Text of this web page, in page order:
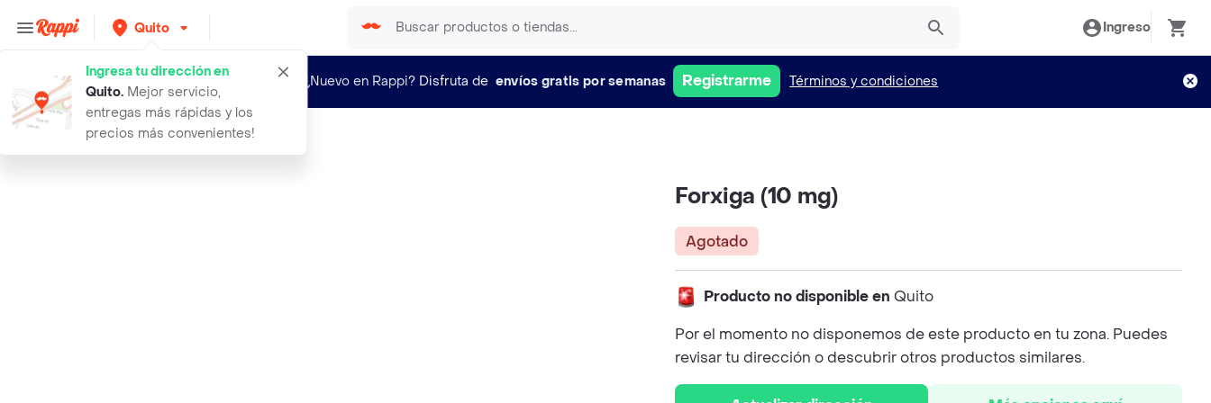
Quito
Ingresa tu dirección en
Quito. Mejor servicio,
entregas más rápidas y los
precios más convenientes!
Ingreso
¿Nuevo en Rappi? Disfruta de envíos gratis por semanas Registrarme Términos y condiciones
forxiga 10 mg
Forxiga (10 mg)
Agotado
Producto no disponible en Quito
Por el momento no disponemos de este producto en tu zona. Puedes
revisar tu dirección o descubrir otros productos similares.